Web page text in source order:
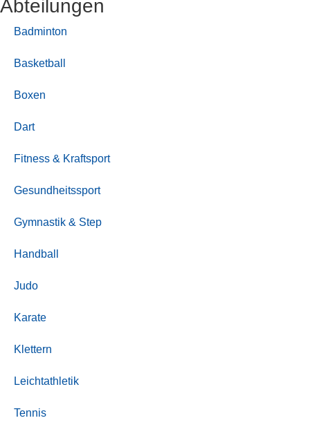
Abteilungen
Badminton
Basketball
Boxen
Dart
Fitness & Kraftsport
Gesundheitssport
Gymnastik & Step
Handball
Judo
Karate
Klettern
Leichtathletik
Tennis